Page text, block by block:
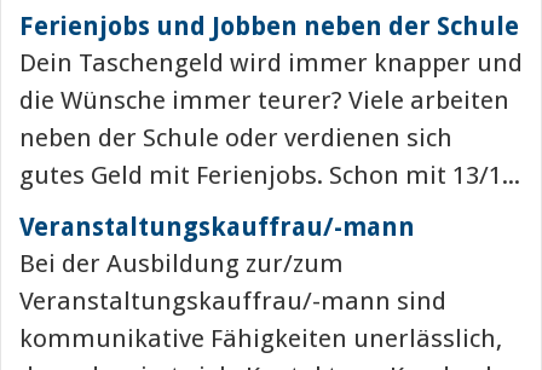
Ferienjobs und Jobben neben der Schule
Dein Taschengeld wird immer knapper und
die Wünsche immer teurer? Viele arbeiten
neben der Schule oder verdienen sich
gutes Geld mit Ferienjobs. Schon mit 13/1...
Veranstaltungskauffrau/-mann
Bei der Ausbildung zur/zum
Veranstaltungskauffrau/-mann sind
kommunikative Fähigkeiten unerlässlich,